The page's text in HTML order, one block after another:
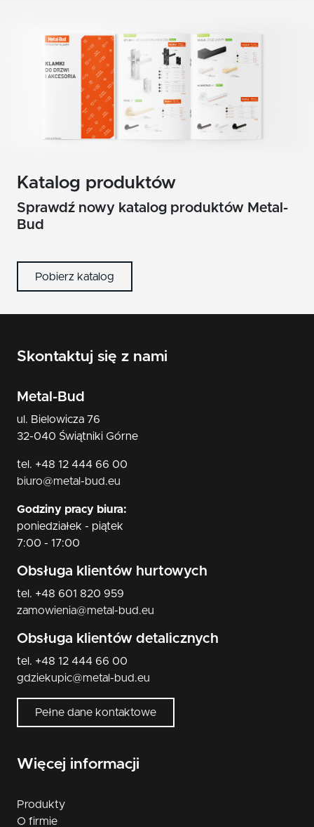
Katalog produktów
Sprawdź nowy katalog produktów Metal-
Bud
Pobierz katalog
Skontaktuj się z nami
Metal-Bud
ul. Bielowicza 76
32-040 Świątniki Górne
tel. +48 12 444 66 00
biuro@metal-bud.eu
Godziny pracy biura:
poniedziałek - piątek
7:00 - 17:00
Obsługa klientów hurtowych
tel. +48 601 820 959
zamowienia@metal-bud.eu
Obsługa klientów detalicznych
tel. +48 12 444 66 00
gdziekupic@metal-bud.eu
Pełne dane kontaktowe
Więcej informacji
Produkty
O firmie